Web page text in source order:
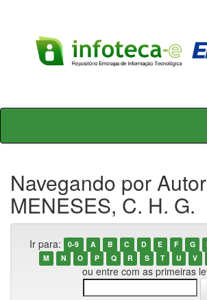
Skip
Navegando por Autor
MENESES, C. H. G.
Ir para: 0-9 A B C D E F G
M
N O P Q R S T U V
ou entre com as primeiras